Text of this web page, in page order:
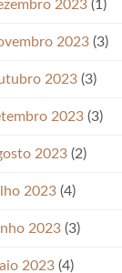
2023 (1)
2023 (3)
2023 (3)
2023 (3)
2023 (2)
2023 (4)
2023 (3)
2023 (4)